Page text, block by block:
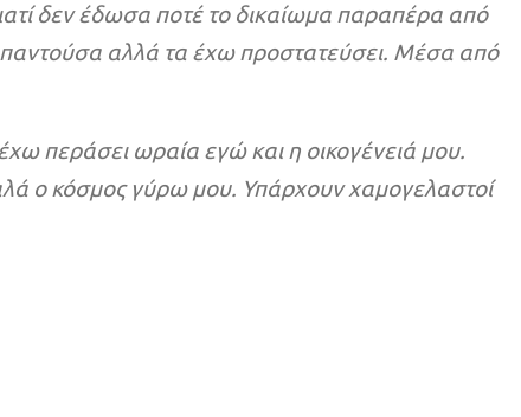
δεν έδωσα ποτέ το δικαίωμα παραπέρα από
αλλά τα έχω προστατεύσει. Μέσα από
περάσει ωραία εγώ και η οικογένειά μου.
ο κόσμος γύρω μου. Υπάρχουν χαμογελαστοί